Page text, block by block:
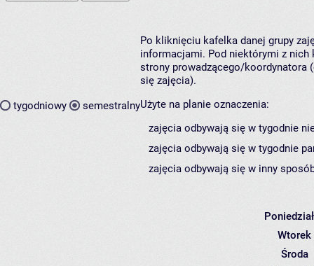
tygodniowy semestralny
Po kliknięciu kafelka danej grupy
informacjami. Pod niektórymi z nich
strony prowadzącego/koordynatora
się zajęcia).
Użyte na planie oznaczenia:
zajęcia odbywają się w tygodnie
zajęcia odbywają się w tygodnie
zajęcia odbywają się w inny
Wtorek
Środa